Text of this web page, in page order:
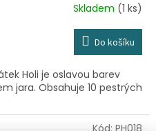
Skladem (1 ks)
Do košíku
Holi je oslavou barev
jara. Obsahuje 10 pestrých
Kód: PH018